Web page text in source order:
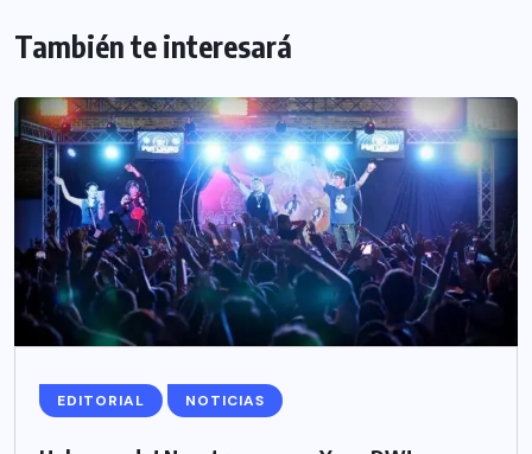
También te interesará
EDITORIAL NOTICIAS